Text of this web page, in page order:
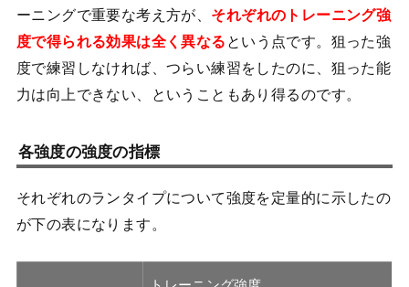
ーニングで重要な考え方が、 それぞれのトレーニング強
度で得られる効果は全く異なるという点です。狙った強
度で練習しなければ、つらい練習をしたのに、狙った能
力は向上できない、ということもあり得るのです。
各強度の強度の指標
それぞれのランタイプについて強度を定量的に示したの
が下の表になります。